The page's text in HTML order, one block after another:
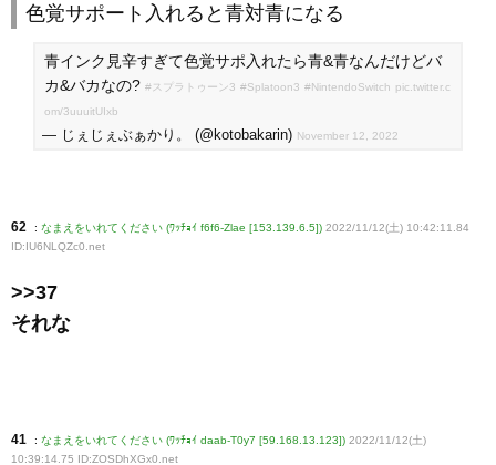
色覚サポート入れると青対青になる
青インク見辛すぎて色覚サポ入れたら青&青なんだけどバ
カ&バカなの? #スプラトゥーン3 #Splatoon3 #NintendoSwitch pic.twitter.c
om/3uuuitUIxb
— じぇじぇぶぁかり。 (@kotobakarin) November 12, 2022
62 : なまえをいれてください (ﾜｯﾁｮｲ f6f6-Zlae [153.139.6.5]) 2022/11/12(土) 10:42:11.84
ID:IU6NLQZc0 .net
>>37
それな
41 : なまえをいれてください (ﾜｯﾁｮｲ daab-T0y7 [59.168.13.123]) 2022/11/12(土)
10:39:14.75 ID:ZOSDhXGx0.net